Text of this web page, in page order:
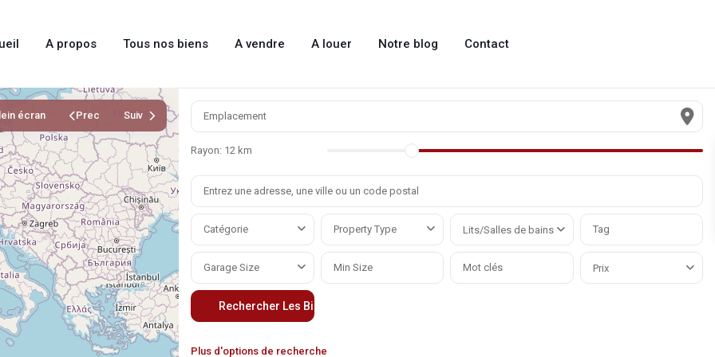
A propos Tous nos biens A vendre A louer Notre blog Contact
écran Prec Suiv
Rayon: 12 km
Catégorie Property Type Lits/Salles de bains
Garage Size Prix
Plus d'options de recherche